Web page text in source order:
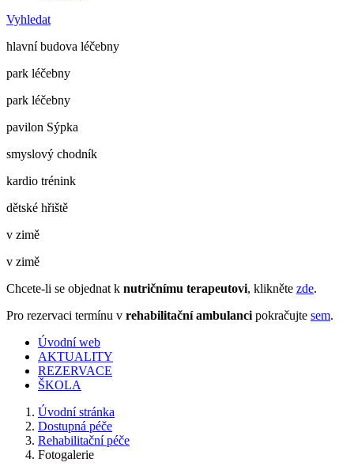
Vyhledat
hlavní budova léčebny
park léčebny
park léčebny
pavilon Sýpka
smyslový chodník
kardio trénink
dětské hřiště
v zimě
v zimě
Chcete-li se objednat k nutričnímu terapeutovi, klikněte zde.
Pro rezervaci termínu v rehabilitační ambulanci pokračujte sem.
Úvodní web
AKTUALITY
REZERVACE
ŠKOLA
Úvodní stránka
Dostupná péče
Rehabilitační péče
Fotogalerie